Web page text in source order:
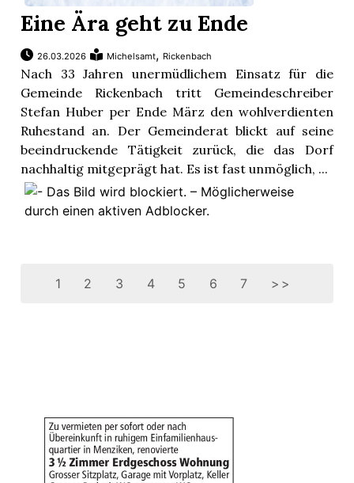
Eine Ära geht zu Ende
26.03.2026 Michelsamt, Rickenbach
Nach 33 Jahren unermüdlichem Einsatz für die
Gemeinde Rickenbach tritt Gemeindeschreiber
Stefan Huber per Ende März den wohlverdienten
Ruhestand an. Der Gemeinderat blickt auf seine
beeindruckende Tätigkeit zurück, die das Dorf
nachhaltig mitgeprägt hat. Es ist fast unmöglich, ...
1 2 3 4 5 6 7 >>